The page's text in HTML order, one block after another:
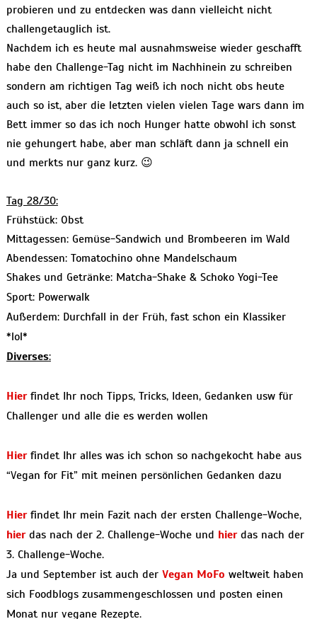
probieren und zu entdecken was dann vielleicht nicht
challengetauglich ist.
Nachdem ich es heute mal ausnahmsweise wieder geschafft
habe den Challenge-Tag nicht im Nachhinein zu schreiben
sondern am richtigen Tag weiß ich noch nicht obs heute
auch so ist, aber die letzten vielen vielen Tage wars dann im
Bett immer so das ich noch Hunger hatte obwohl ich sonst
nie gehungert habe, aber man schläft dann ja schnell ein
und merkts nur ganz kurz. 😉
Tag 28/30:
Frühstück: Obst
Mittagessen: Gemüse-Sandwich und Brombeeren im Wald
Abendessen: Tomatochino ohne Mandelschaum
Shakes und Getränke: Matcha-Shake & Schoko Yogi-Tee
Sport: Powerwalk
Außerdem: Durchfall in der Früh, fast schon ein Klassiker
*lol*
Diverses:
Hier findet Ihr noch Tipps, Tricks, Ideen, Gedanken usw für
Challenger und alle die es werden wollen
Hier findet Ihr alles was ich schon so nachgekocht habe aus
“Vegan for Fit” mit meinen persönlichen Gedanken dazu
Hier findet Ihr mein Fazit nach der ersten Challenge-Woche,
hier das nach der 2. Challenge-Woche und hier das nach der
3. Challenge-Woche.
Ja und September ist auch der Vegan MoFo weltweit haben
sich Foodblogs zusammengeschlossen und posten einen
Monat nur vegane Rezepte.